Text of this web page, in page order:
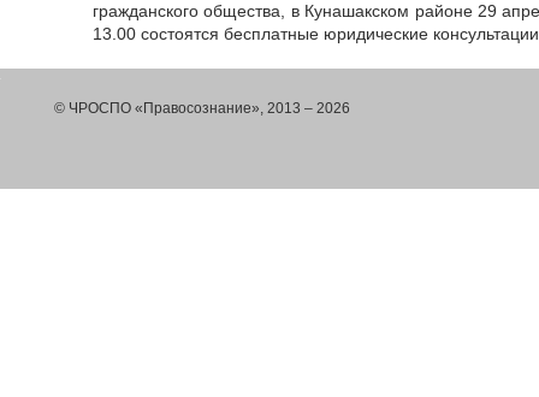
гражданского общества, в Кунашакском районе 29
13.00 состоятся бесплатные юридические
© ЧРОСПО «Правосознание», 2013 – 2026